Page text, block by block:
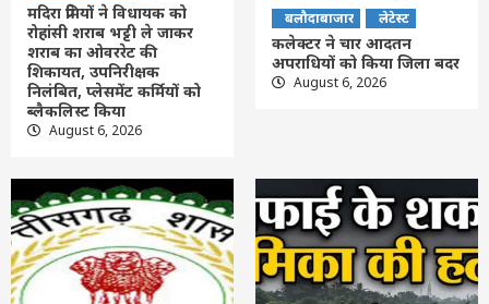
मदिरा प्रेमियों ने विधायक को
रोहांसी शराब भट्टी ले जाकर
शराब का ओवररेट की
शिकायत, उपनिरीक्षक
निलंबित, प्लेसमेंट कर्मियों को
ब्लैकलिस्ट किया
August 6, 2026
बलौदाबाजार
लेटेस्ट
कलेक्टर ने चार आदतन
अपराधियों को किया जिला बदर
August 6, 2026